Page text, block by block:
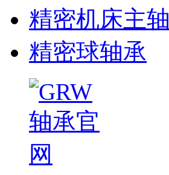
精密机床主轴
精密球轴承